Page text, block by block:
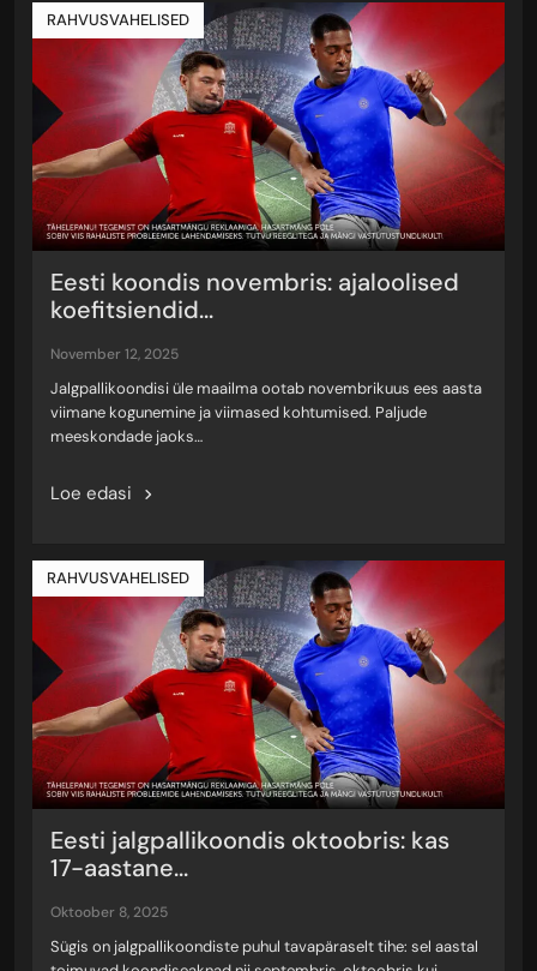
RAHVUSVAHELISED
Eesti koondis novembris: ajaloolised
koefitsiendid...
november 12, 2025
Jalgpallikoondisi üle maailma ootab novembrikuus ees aasta
viimane kogunemine ja viimased kohtumised. Paljude
meeskondade jaoks…
Loe edasi
RAHVUSVAHELISED
Eesti jalgpallikoondis oktoobris: kas
17-aastane...
oktoober 8, 2025
Sügis on jalgpallikoondiste puhul tavapäraselt tihe: sel aastal